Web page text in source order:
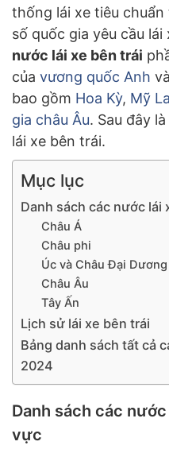
thống lái xe tiêu
số quốc gia yêu cầu
nước lái xe bên trái
của vương quốc Anh
bao gồm Hoa Kỳ, Mỹ
gia châu Âu. Sau đây
lái xe bên trái.
Mục lục
Danh sách các nước
Châu Á
Châu phi
Úc và Châu Đại Dương
Châu Âu
Tây Ấn
Lịch sử lái xe bên trái
Bảng danh sách tất cả
2024
Danh sách các
vực